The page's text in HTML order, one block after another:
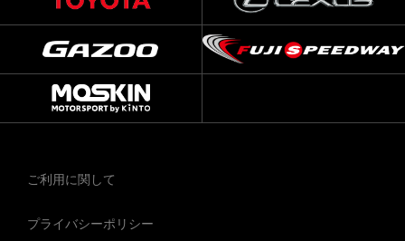
ご利用に関して
プライバシーポリシー